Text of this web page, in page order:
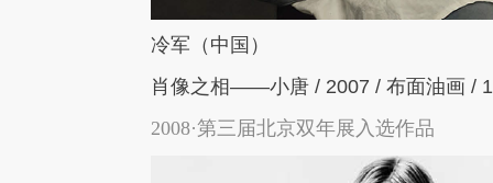
冷军（中国）
肖像之相——小唐 / 2007 / 布面油画 /
2008·第三届北京双年展入选作品